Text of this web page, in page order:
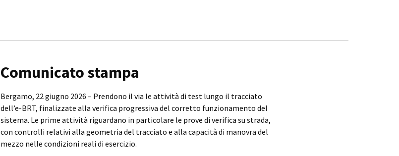
Comunicato stampa
Bergamo, 22 giugno 2026 – Prendono il via le attività di test lungo il tracciato
dell’e-BRT, finalizzate alla verifica progressiva del corretto funzionamento del
sistema. Le prime attività riguardano in particolare le prove di verifica su strada,
con controlli relativi alla geometria del tracciato e alla capacità di manovra del
mezzo nelle condizioni reali di esercizio.